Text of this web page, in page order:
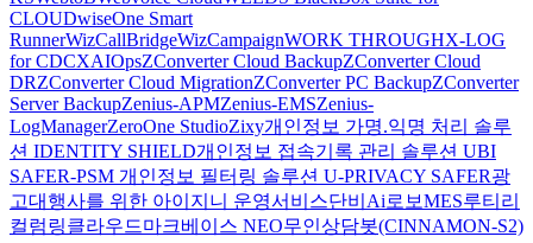
CLOUDwiseOne Smart
RunnerWizCallBridgeWizCampaignWORK THROUGHX-LOG
for CDCXAIOpsZConverter Cloud BackupZConverter Cloud
DRZConverter Cloud MigrationZConverter PC BackupZConverter
Server BackupZenius-APMZenius-EMSZenius-
LogManagerZeroOne StudioZixy개인정보 가명.익명 처리 솔루
션 IDENTITY SHIELD개인정보 접속기록 관리 솔루션 UBI
SAFER-PSM 개인정보 필터링 솔루션 U-PRIVACY SAFER광
고대행사를 위한 아이지니 운영서비스단비Ai로보MES루티 리
컬럼링클라우드마크베이스 NEO무인상담봇(CINNAMON-S2)